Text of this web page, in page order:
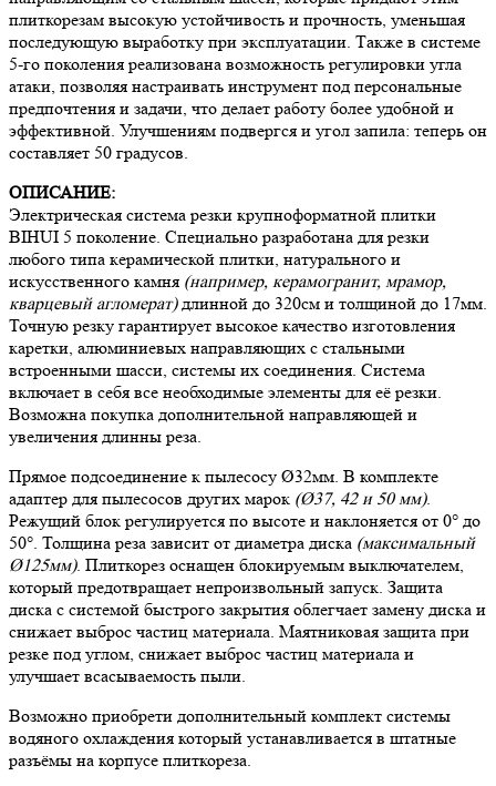
плиткорезам высокую устойчивость и прочность, уменьшая
последующую выработку при эксплуатации. Также в системе
5-го поколения реализована возможность регулировки угла
атаки, позволяя настраивать инструмент под персональные
предпочтения и задачи, что делает работу более удобной и
эффективной. Улучшениям подвергся и угол запила: теперь он
составляет 50 градусов.
ОПИСАНИЕ:
Электрическая система резки крупноформатной плитки
BIHUI 5 поколение. Специально разработана для резки
любого типа керамической плитки, натурального и
искусственного камня (например, керамогранит, мрамор,
кварцевый агломерат)длинной до 320см и толщиной до 17мм.
Точную резку гарантирует высокое качество изготовления
каретки, алюминиевых направляющих с стальными
встроенными шасси, системы их соединения. Система
включает в себя все необходимые элементы для её резки.
Возможна покупка дополнительной направляющей и
увеличения длинны реза.
Прямое подсоединение к пылесосу Ø32мм. В комплекте
адаптер для пылесосов других марок (Ø37, 42 и 50 мм).
Режущий блок регулируется по высоте и наклоняется от 0° до
50°. Толщина реза зависит от диаметра диска (максимальный
Ø125мм). Плиткорез оснащен блокируемым выключателем,
который предотвращает непроизвольный запуск. Защита
диска с системой быстрого закрытия облегчает замену диска и
снижает выброс частиц материала. Маятниковая защита при
резке под углом, снижает выброс частиц материала и
улучшает всасываемость пыли.
Возможно приобрети дополнительный комплект системы
водяного охлаждения который устанавливается в штатные
разъёмы на корпусе плиткореза.